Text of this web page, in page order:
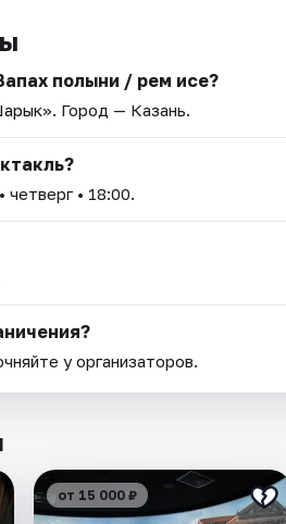
полыни / Әрем исе?
. Город — Казань.
• четверг • 18:00.
у организаторов.
от 15 000 ₽